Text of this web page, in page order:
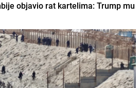
objavio rat kartelima: Trump mu